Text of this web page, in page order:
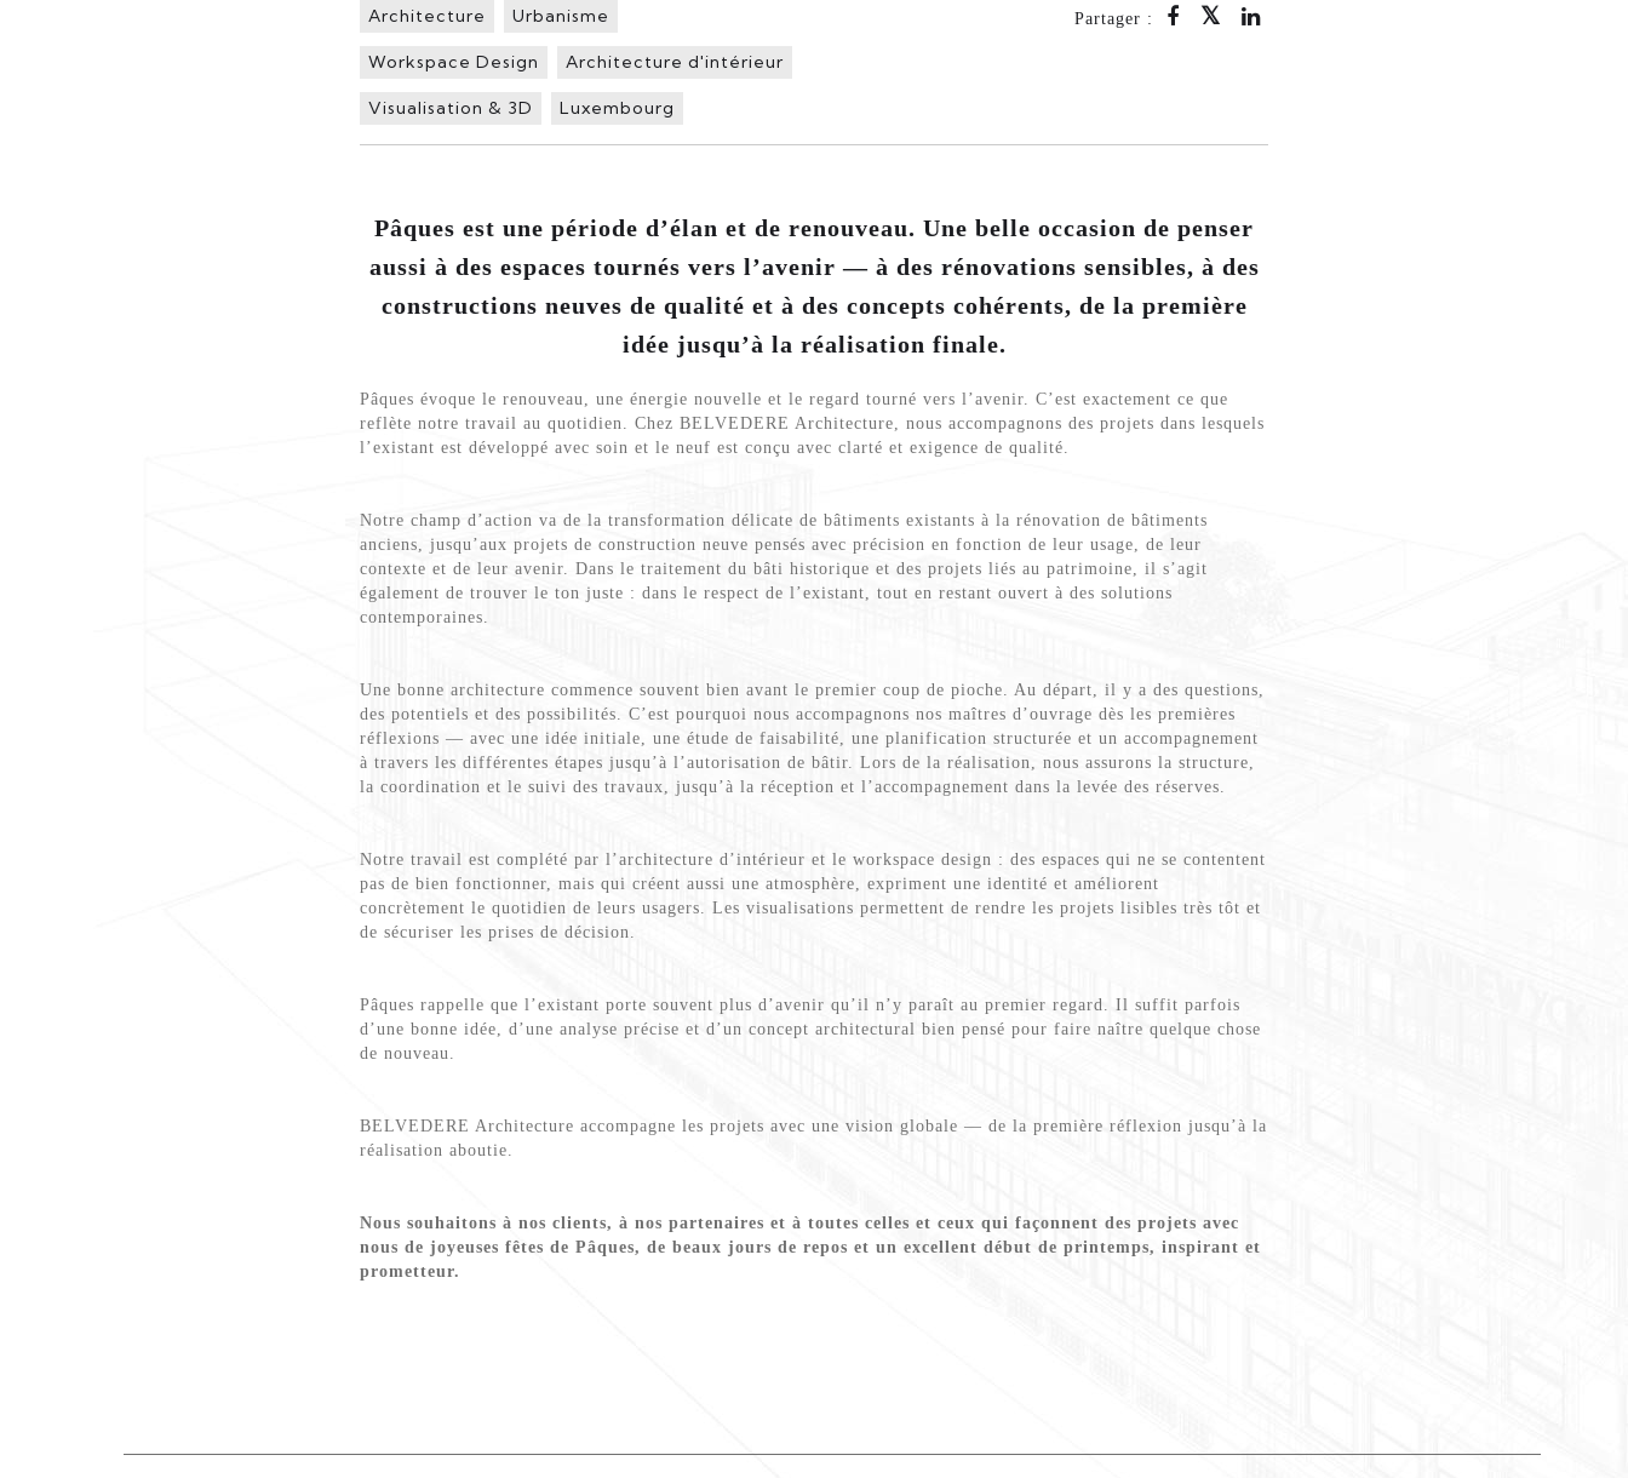
Architecture Urbanisme
Workspace Design Architecture d'intérieur
Visualisation & 3D Luxembourg
Partager :
Pâques est une période d’élan et de renouveau. Une belle occasion de penser
aussi à des espaces tournés vers l’avenir — à des rénovations sensibles, à des
constructions neuves de qualité et à des concepts cohérents, de la première
idée jusqu’à la réalisation finale.
Pâques évoque le renouveau, une énergie nouvelle et le regard tourné vers l’avenir. C’est exactement ce que
reflète notre travail au quotidien. Chez BELVEDERE Architecture, nous accompagnons des projets dans lesquels
l’existant est développé avec soin et le neuf est conçu avec clarté et exigence de qualité.
Notre champ d’action va de la transformation délicate de bâtiments existants à la rénovation de bâtiments
anciens, jusqu’aux projets de construction neuve pensés avec précision en fonction de leur usage, de leur
contexte et de leur avenir. Dans le traitement du bâti historique et des projets liés au patrimoine, il s’agit
également de trouver le ton juste : dans le respect de l’existant, tout en restant ouvert à des solutions
contemporaines.
Une bonne architecture commence souvent bien avant le premier coup de pioche. Au départ, il y a des questions,
des potentiels et des possibilités. C’est pourquoi nous accompagnons nos maîtres d’ouvrage dès les premières
réflexions — avec une idée initiale, une étude de faisabilité, une planification structurée et un accompagnement
à travers les différentes étapes jusqu’à l’autorisation de bâtir. Lors de la réalisation, nous assurons la structure,
la coordination et le suivi des travaux, jusqu’à la réception et l’accompagnement dans la levée des réserves.
Notre travail est complété par l’architecture d’intérieur et le workspace design : des espaces qui ne se contentent
pas de bien fonctionner, mais qui créent aussi une atmosphère, expriment une identité et améliorent
concrètement le quotidien de leurs usagers. Les visualisations permettent de rendre les projets lisibles très tôt et
de sécuriser les prises de décision.
Pâques rappelle que l’existant porte souvent plus d’avenir qu’il n’y paraît au premier regard. Il suffit parfois
d’une bonne idée, d’une analyse précise et d’un concept architectural bien pensé pour faire naître quelque chose
de nouveau.
BELVEDERE Architecture accompagne les projets avec une vision globale — de la première réflexion jusqu’à la
réalisation aboutie.
Nous souhaitons à nos clients, à nos partenaires et à toutes celles et ceux qui façonnent des projets avec
nous de joyeuses fêtes de Pâques, de beaux jours de repos et un excellent début de printemps, inspirant et
prometteur.